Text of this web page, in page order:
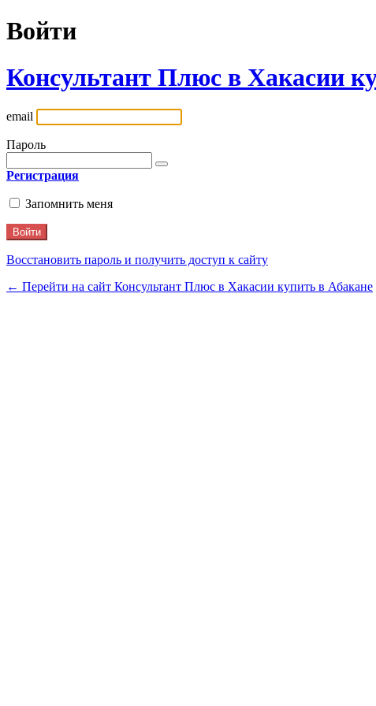
Войти
Консультант Плюс в Хакасии
email
Пароль
Регистрация
Запомнить меня
Восстановить пароль и получить доступ к сайту
← Перейти на сайт Консультант Плюс в Хакасии купить в Абакане